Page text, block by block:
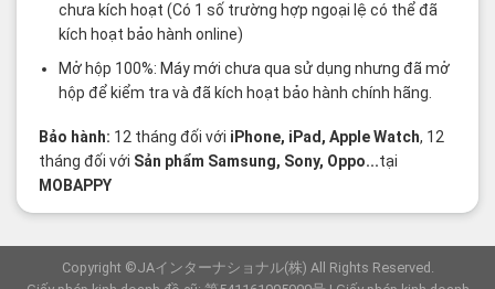
chưa kích hoạt (Có 1 số trường hợp ngoại lệ có thể đã
kích hoạt bảo hành online)
Mở hộp 100%: Máy mới chưa qua sử dụng nhưng đã mở
hộp để kiểm tra và đã kích hoạt bảo hành chính hãng.
Bảo hành: 12 tháng đối với iPhone, iPad, Apple Watch, 12
tháng đối với Sản phẩm Samsung, Sony, Oppo...tại
MOBAPPY
Copyright ©JAインターナショナル(株) All Rights Reserved.